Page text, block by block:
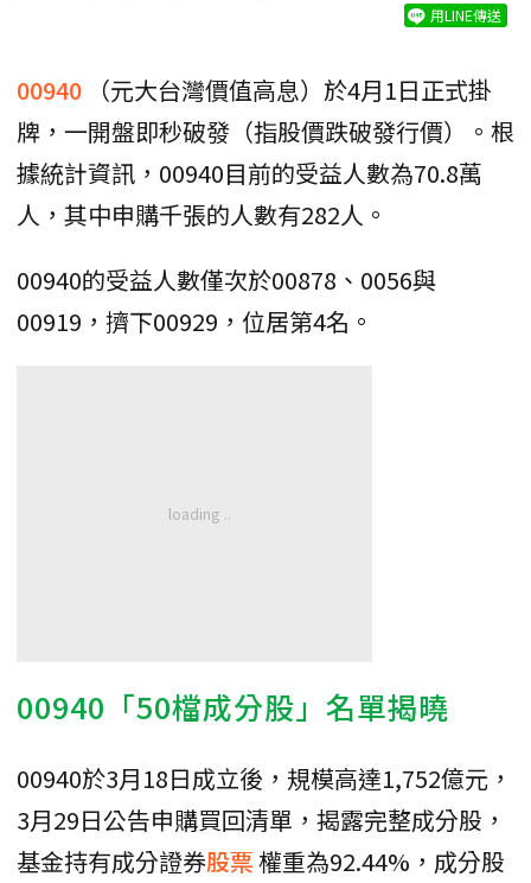
用LINE傳送
00940
（元大台灣價值高息）於4月1日正式掛
牌，一開盤即秒破發（指股價跌破發行價）。根
據統計資訊，00940目前的受益人數為70.8萬
人，其中申購千張的人數有282人。
00940的受益人數僅次於00878、0056與
00919，擠下00929，位居第4名。
00940「50檔成分股」名單揭曉
00940於3月18日成立後，規模高達1,752億元，
3月29日公告申購買回清單，揭露完整成分股，
基金持有成分證券股票權重為92.44%，成分股